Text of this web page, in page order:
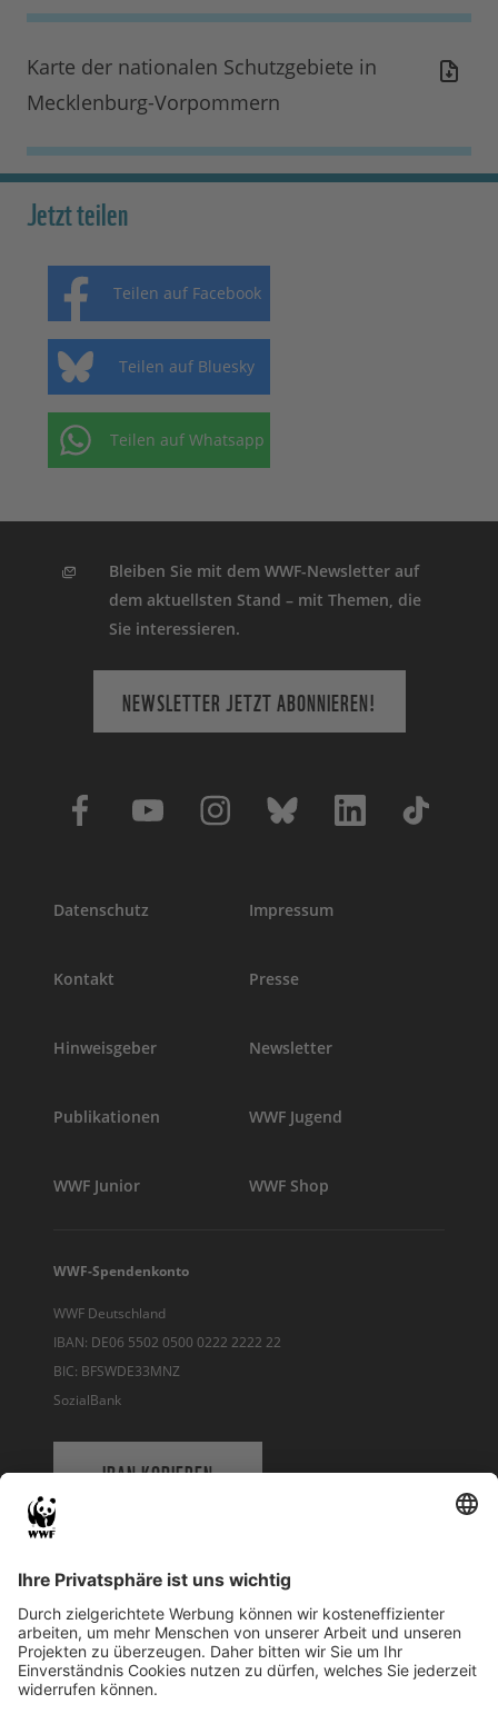
Karte der nationalen Schutzgebiete in
Mecklenburg-Vorpommern
Jetzt teilen
Teilen auf Facebook
Teilen auf Bluesky
Teilen auf Whatsapp
Bleiben Sie mit dem WWF-Newsletter auf
dem aktuellsten Stand – mit Themen, die
Sie interessieren.
NEWSLETTER JETZT ABONNIEREN!
Datenschutz Impressum
Kontakt Presse
Hinweisgeber Newsletter
Publikationen WWF Jugend
WWF Junior WWF Shop
WWF-Spendenkonto
WWF Deutschland
IBAN: DE06 5502 0500 0222 2222 22
BIC: BFSWDE33MNZ
SozialBank
IBAN KOPIEREN
WWF Deutschland
Reinhardtstr. 18
10117 Berlin